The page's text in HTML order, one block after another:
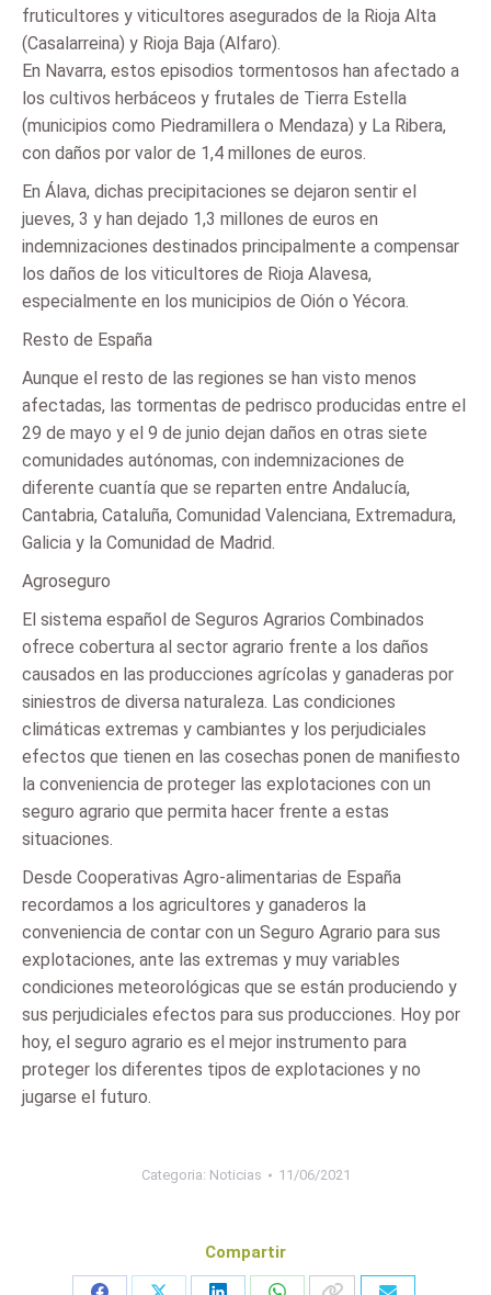
fruticultores y viticultores asegurados de la Rioja Alta
(Casalarreina) y Rioja Baja (Alfaro).
En Navarra, estos episodios tormentosos han afectado a
los cultivos herbáceos y frutales de Tierra Estella
(municipios como Piedramillera o Mendaza) y La Ribera,
con daños por valor de 1,4 millones de euros.
En Álava, dichas precipitaciones se dejaron sentir el
jueves, 3 y han dejado 1,3 millones de euros en
indemnizaciones destinados principalmente a compensar
los daños de los viticultores de Rioja Alavesa,
especialmente en los municipios de Oión o Yécora.
Resto de España
Aunque el resto de las regiones se han visto menos
afectadas, las tormentas de pedrisco producidas entre el
29 de mayo y el 9 de junio dejan daños en otras siete
comunidades autónomas, con indemnizaciones de
diferente cuantía que se reparten entre Andalucía,
Cantabria, Cataluña, Comunidad Valenciana, Extremadura,
Galicia y la Comunidad de Madrid.
Agroseguro
El sistema español de Seguros Agrarios Combinados
ofrece cobertura al sector agrario frente a los daños
causados en las producciones agrícolas y ganaderas por
siniestros de diversa naturaleza. Las condiciones
climáticas extremas y cambiantes y los perjudiciales
efectos que tienen en las cosechas ponen de manifiesto
la conveniencia de proteger las explotaciones con un
seguro agrario que permita hacer frente a estas
situaciones.
Desde Cooperativas Agro-alimentarias de España
recordamos a los agricultores y ganaderos la
conveniencia de contar con un Seguro Agrario para sus
explotaciones, ante las extremas y muy variables
condiciones meteorológicas que se están produciendo y
sus perjudiciales efectos para sus producciones. Hoy por
hoy, el seguro agrario es el mejor instrumento para
proteger los diferentes tipos de explotaciones y no
jugarse el futuro.
Categoria: Noticias 11/06/2021
Compartir